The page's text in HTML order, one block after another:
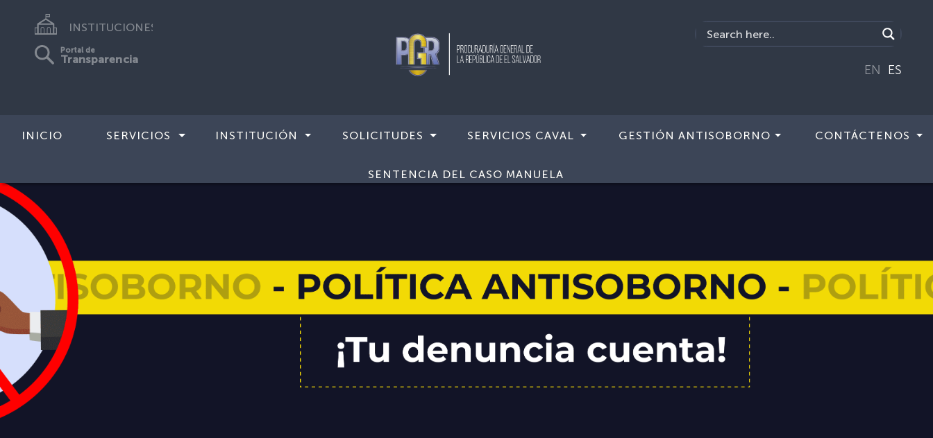
INSTITUCIONES
Portal de
Transparencia
EN ES
INICIO SERVICIOS INSTITUCIÓN SOLICITUDES SERVICIOS CAVAL GESTIÓN ANTISOBORNO CONTÁCTENOS
SENTENCIA DEL CASO MANUELA